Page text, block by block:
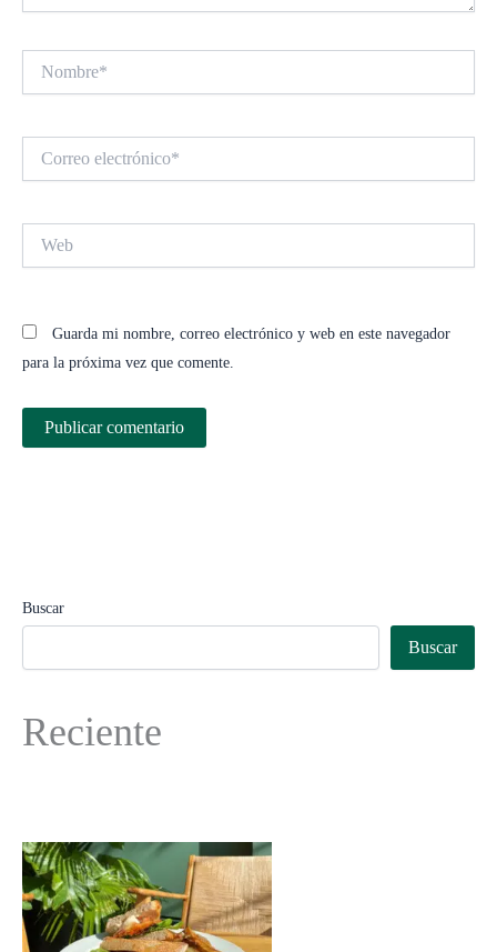
electrónico*
Guarda mi nombre, correo electrónico y web en este navegador
para la próxima vez que comente.
Buscar
Buscar
Reciente